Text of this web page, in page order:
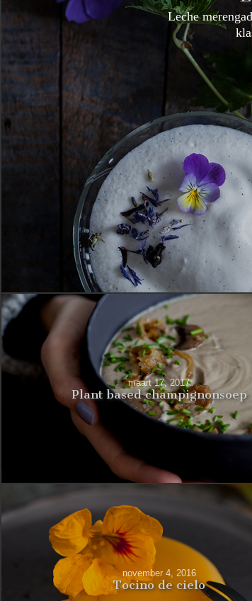
Leche
maart 17, 2017
Plant based champignonsoep
november 4, 2016
Tocino de cielo